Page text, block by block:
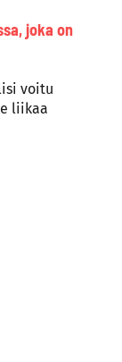
joka on
voitu
liikaa